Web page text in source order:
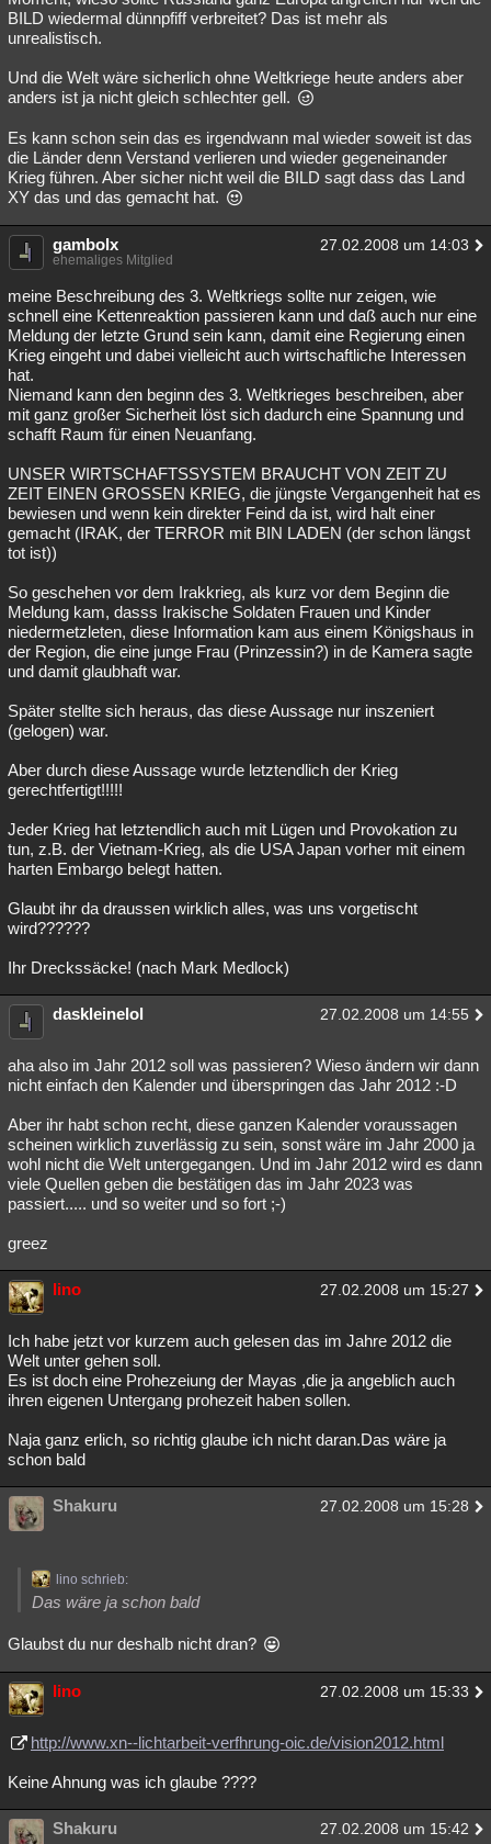
BILD wiedermal dünnpfiff verbreitet? Das ist mehr als
unrealistisch.
Und die Welt wäre sicherlich ohne Weltkriege heute anders aber
anders ist ja nicht gleich schlechter gell.
Es kann schon sein das es irgendwann mal wieder soweit ist das
die Länder denn Verstand verlieren und wieder gegeneinander
Krieg führen. Aber sicher nicht weil die BILD sagt dass das Land
XY das und das gemacht hat.
gambolx 27.02.2008 um 14:03
ehemaliges Mitglied
meine Beschreibung des 3. Weltkriegs sollte nur zeigen, wie
schnell eine Kettenreaktion passieren kann und daß auch nur eine
Meldung der letzte Grund sein kann, damit eine Regierung einen
Krieg eingeht und dabei vielleicht auch wirtschaftliche Interessen
hat.
Niemand kann den beginn des 3. Weltkrieges beschreiben, aber
mit ganz großer Sicherheit löst sich dadurch eine Spannung und
schafft Raum für einen Neuanfang.
UNSER WIRTSCHAFTSSYSTEM BRAUCHT VON ZEIT ZU
ZEIT EINEN GROSSEN KRIEG, die jüngste Vergangenheit hat es
bewiesen und wenn kein direkter Feind da ist, wird halt einer
gemacht (IRAK, der TERROR mit BIN LADEN (der schon längst
tot ist))
So geschehen vor dem Irakkrieg, als kurz vor dem Beginn die
Meldung kam, dasss Irakische Soldaten Frauen und Kinder
niedermetzleten, diese Information kam aus einem Königshaus in
der Region, die eine junge Frau (Prinzessin?) in de Kamera sagte
und damit glaubhaft war.
Später stellte sich heraus, das diese Aussage nur inszeniert
(gelogen) war.
Aber durch diese Aussage wurde letztendlich der Krieg
gerechtfertigt!!!!!
Jeder Krieg hat letztendlich auch mit Lügen und Provokation zu
tun, z.B. der Vietnam-Krieg, als die USA Japan vorher mit einem
harten Embargo belegt hatten.
Glaubt ihr da draussen wirklich alles, was uns vorgetischt
wird??????
Ihr Dreckssäcke! (nach Mark Medlock)
daskleinelol 27.02.2008 um 14:55
aha also im Jahr 2012 soll was passieren? Wieso ändern wir dann
nicht einfach den Kalender und überspringen das Jahr 2012 :-D
Aber ihr habt schon recht, diese ganzen Kalender voraussagen
scheinen wirklich zuverlässig zu sein, sonst wäre im Jahr 2000 ja
wohl nicht die Welt untergegangen. Und im Jahr 2012 wird es dann
viele Quellen geben die bestätigen das im Jahr 2023 was
passiert..... und so weiter und so fort ;-)
greez
lino 27.02.2008 um 15:27
Ich habe jetzt vor kurzem auch gelesen das im Jahre 2012 die
Welt unter gehen soll.
Es ist doch eine Prohezeiung der Mayas ,die ja angeblich auch
ihren eigenen Untergang prohezeit haben sollen.
Naja ganz erlich, so richtig glaube ich nicht daran.Das wäre ja
schon bald
Shakuru 27.02.2008 um 15:28
lino schrieb:
Das wäre ja schon bald
Glaubst du nur deshalb nicht dran?
lino 27.02.2008 um 15:33
http://www.xn--lichtarbeit-verfhrung-oic.de/vision2012.html
Keine Ahnung was ich glaube ????
Shakuru 27.02.2008 um 15:42